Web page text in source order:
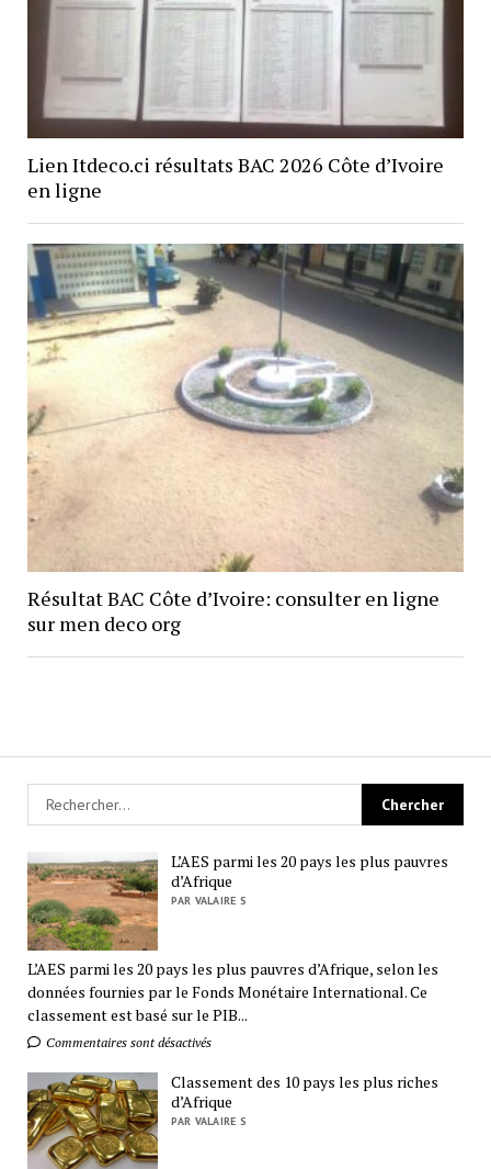
Lien Itdeco.ci résultats BAC 2026 Côte d’Ivoire
en ligne
Résultat BAC Côte d’Ivoire: consulter en ligne
sur men deco org
L’AES parmi les 20 pays les plus pauvres
d’Afrique
PAR VALAIRE S
L’AES parmi les 20 pays les plus pauvres d’Afrique, selon les
données fournies par le Fonds Monétaire International. Ce
classement est basé sur le PIB...
Commentaires sont désactivés
Classement des 10 pays les plus riches
d’Afrique
PAR VALAIRE S